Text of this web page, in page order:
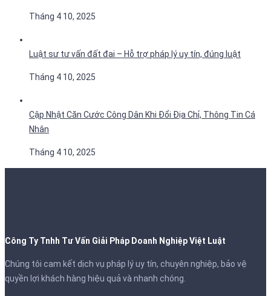
Tháng 4 10, 2025
Luật sư tư vấn đất đai – Hỗ trợ pháp lý uy tín, đúng luật
Tháng 4 10, 2025
Cập Nhật Căn Cước Công Dân Khi Đổi Địa Chỉ, Thông Tin Cá
Nhân
Tháng 4 10, 2025
Công Ty Tnhh Tư Vấn Giải Pháp Doanh Nghiệp Việt Luật
Chúng tôi cam kết dịch vụ pháp lý uy tín, chuyên nghiệp, bảo vệ
quyền lợi khách hàng hiệu quả và nhanh chóng.